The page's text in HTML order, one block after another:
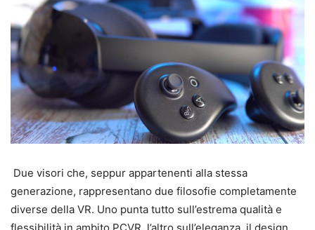
Due visori che, seppur appartenenti alla stessa
generazione, rappresentano due filosofie completamente
diverse della VR. Uno punta tutto sull’estrema qualità e